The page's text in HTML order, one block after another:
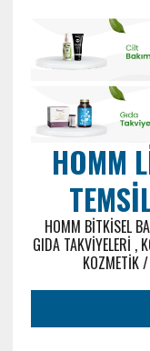
HOMM
HOMM BITKISEL
GIDA TAKVIYELERI ,
KOZMETIK